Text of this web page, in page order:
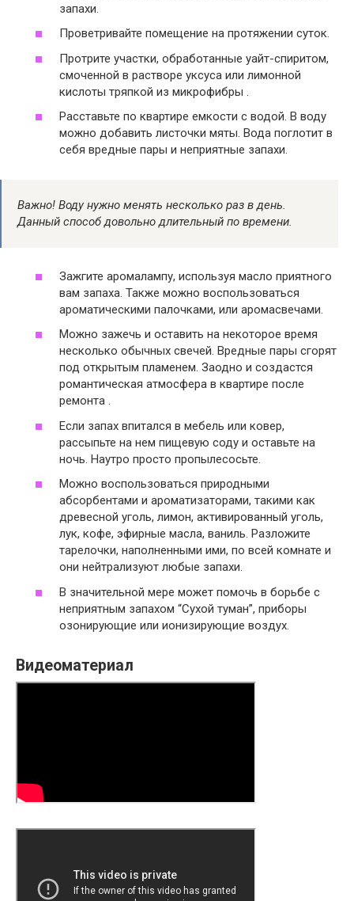
запахи.
Проветривайте помещение на протяжении суток.
Протрите участки, обработанные уайт-спиритом,
смоченной в растворе уксуса или лимонной
кислоты тряпкой из микрофибры .
Расставьте по квартире емкости с водой. В воду
можно добавить листочки мяты. Вода поглотит в
себя вредные пары и неприятные запахи.
Важно! Воду нужно менять несколько раз в день.
Данный способ довольно длительный по времени.
Зажгите аромалампу, используя масло приятного
вам запаха. Также можно воспользоваться
ароматическими палочками, или аромасвечами.
Можно зажечь и оставить на некоторое время
несколько обычных свечей. Вредные пары сгорят
под открытым пламенем. Заодно и создастся
романтическая атмосфера в квартире после
ремонта .
Если запах впитался в мебель или ковер,
рассыпьте на нем пищевую соду и оставьте на
ночь. Наутро просто пропылесосьте.
Можно воспользоваться природными
абсорбентами и ароматизаторами, такими как
древесной уголь, лимон, активированный уголь,
лук, кофе, эфирные масла, ваниль. Разложите
тарелочки, наполненными ими, по всей комнате и
они нейтрализуют любые запахи.
В значительной мере может помочь в борьбе с
неприятным запахом “Сухой туман”, приборы
озонирующие или ионизирующие воздух.
Видеоматериал